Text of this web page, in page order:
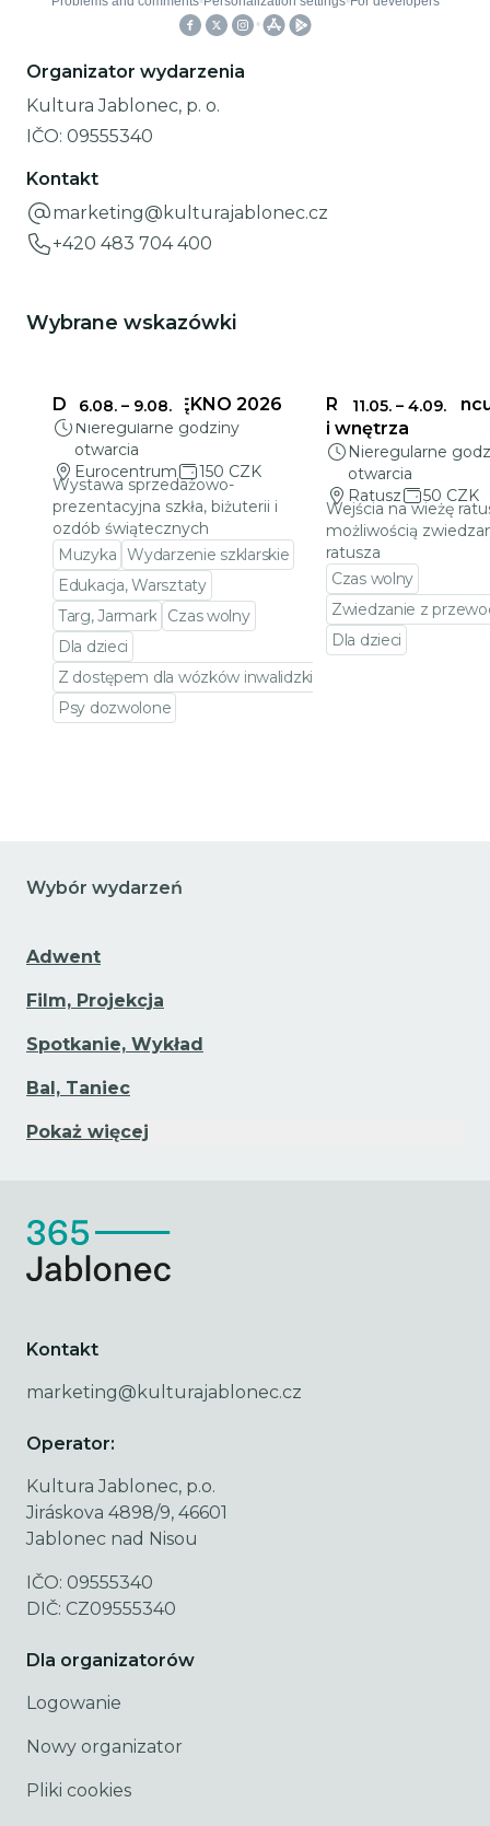
Organizator wydarzenia
Kultura Jablonec, p. o.
IČO: 09555340
Kontakt
marketing@kulturajablonec.cz
+420 483 704 400
Wybrane wskazówki
6.08. – 9.08.
DELIKATNE PIĘKNO 2026
Nieregularne godziny
otwarcia
Eurocentrum
150 CZK
Wystawa sprzedażowo-
prezentacyjna szkła, biżuterii i
ozdób świątecznych
Muzyka Wydarzenie szklarskie
Edukacja, Warsztaty
Targ, Jarmark
Czas wolny
Dla dzieci
Z dostępem dla wózków inwalidzkich
Psy dozwolone
11.05. – 4.09.
Ratusz w
i wnętrza
Nieregularne
otwarcia
Ratusz
50 CZK
Wejścia na wieżę
możliwością
ratusza
Czas wolny
Zwiedzanie z
Dla dzieci
Wybór wydarzeń
Adwent
Film, Projekcja
Spotkanie, Wykład
Bal, Taniec
Pokaż więcej
Kontakt
marketing@kulturajablonec.cz
Operator:
Kultura Jablonec, p.o.
Jiráskova 4898/9, 46601
Jablonec nad Nisou
IČO: 09555340
DIČ: CZ09555340
Dla organizatorów
Logowanie
Nowy organizator
Pliki cookies